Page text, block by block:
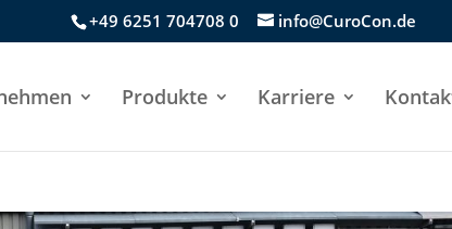
+49 6251 704708 0 info@CuroCon.de
Produkte Karriere